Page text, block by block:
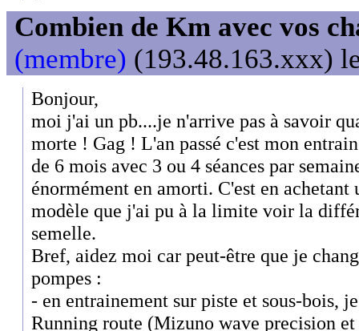
Combien de Km avec vos
(membre) (193.48.163.xxx)
Bonjour,
moi j'ai un pb....je n'arrive pas à savoir
morte ! Gag ! L'an passé c'est mon
de 6 mois avec 3 ou 4 séances par
énormément en amorti. C'est en achetant
modèle que j'ai pu à la limite voir la
semelle.
Bref, aidez moi car peut-être que je
pompes :
- en entrainement sur piste et sous-bois,
Running route (Mizuno wave precision